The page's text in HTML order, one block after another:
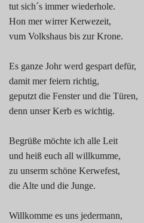
1960
1970
1980
1990
2010
2020
Spargelsprüche
tut sich´s immer wiederhole.
Hon mer wirrer Kerwezeit,
vum Volkshaus bis zur Krone.
Es ganze Johr werd gespart defür,
damit mer feiern richtig,
geputzt die Fenster und die Türen,
denn unser Kerb es wichtig.
Begrüße möchte ich alle Leit
und heiß euch all willkumme,
zu unserm schöne Kerwefest,
die Alte und die Junge.
Willkomme es uns jedermann,